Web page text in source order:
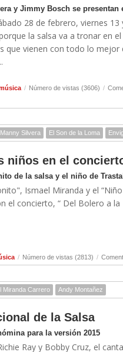
y Jimmy Bosch se presentan
28 de febrero, viernes
la salsa va a tronar en
que vienen con todo lo
/ Número de vistas (3606) /
Manny Silvera El Son de la Loma
niños en el
de la salsa y el niño de
Ismael Miranda y el
el concierto, “ Del Bolero a la
/ Número de vistas (2813) /
Miranda Carrero Andy Montañez
de la Salsa
para la versión 2015
Ray y Bobby Cruz, el